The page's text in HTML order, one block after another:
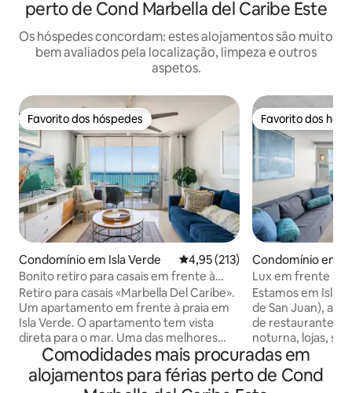
perto de Cond Marbella del Caribe Este
Os hóspedes concordam: estes alojamentos são muito
bem avaliados pela localização, limpeza e outros
aspetos.
Favorito dos hóspedes
Favorito dos hóspedes
Condomínio em Isla Verde Classificação média de 4,95 em
4,95 (213)
Bonito retiro para casais em frente à
praia
Retiro para casais «Marbella Del Caribe».
Um apartamento em frente à praia em
Isla Verde. O apartamento tem vista
direta para o mar. Uma das melhores
praias de Porto Rico. Cama king com
vista para o mar. Piscina para adultos e
piscina para crianças disponíveis. Perto
Favorito dos
Favorito dos
Condomínio em
Lux em frente à
Máquina de lavar/
para comer
Estamos em Isla
de San Juan), a
de restaurantes,
noturna, lojas,
casino e temos
autocarro no
San Juan Antiga
Comodidades mais procuradas em
alojamentos para férias perto de Cond